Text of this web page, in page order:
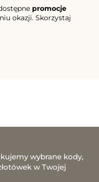
promocje
okazji. Skorzystaj
wybrane kody,
w Twojej